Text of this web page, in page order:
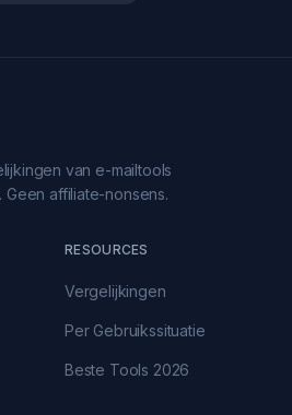
van e-mailtools
affiliate-nonsens.
RESOURCES
Vergelijkingen
Per Gebruikssituatie
Beste Tools 2026